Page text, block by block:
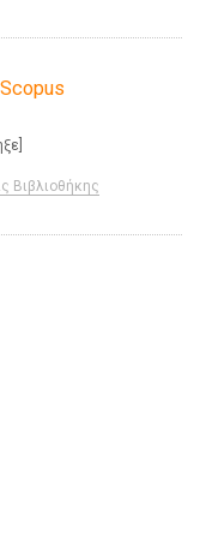
Βιβλιοθήκης